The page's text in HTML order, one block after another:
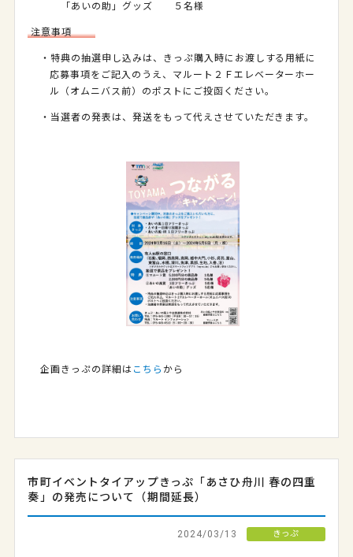
「あいの助」グッズ ５名様
注意事項
・特典の抽選申し込みは、きっぷ購入時にお渡しする用紙に
応募事項をご記入のうえ、マルート２Ｆエレベーターホー
ル（オムニバス前）のポストにご投函ください。
・当選者の発表は、発送をもって代えさせていただきます。
企画きっぷの詳細は こちら から
市町イベントタイアップきっぷ「あさひ舟川 春の四重
奏」の発売について（期間延長）
2024/03/13 きっぷ